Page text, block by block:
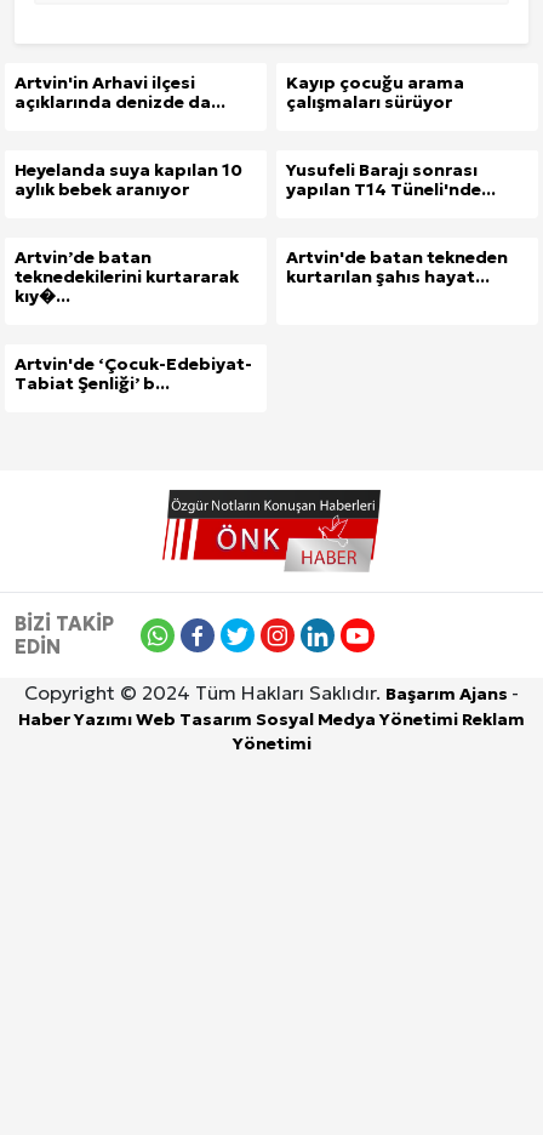
Artvin'in Arhavi ilçesi
açıklarında denizde da...
Kayıp çocuğu arama
çalışmaları sürüyor
Heyelanda suya kapılan 10
aylık bebek aranıyor
Yusufeli Barajı sonrası
yapılan T14 Tüneli'nde...
Artvin’de batan
teknedekilerini kurtararak
kıy�...
Artvin'de batan tekneden
kurtarılan şahıs hayat...
Artvin'de ‘Çocuk-Edebiyat-
Tabiat Şenliği’ b...
BİZİ TAKİP
EDİN
Copyright © 2024 Tüm Hakları Saklıdır. Başarım Ajans -
Haber YazımıWeb Tasarım Sosyal Medya Yönetimi Reklam
Yönetimi
Kuzu Fileto Seçimi ve Pişirme Önerileri: Yumuşak
Dar Tavanlı Alanlar İçin Oval Hava Kanalı Avantajları